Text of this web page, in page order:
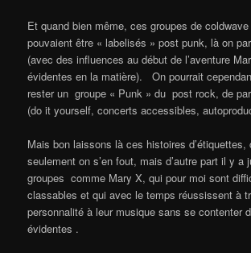
Et quand bien même, ces groupes de
pouvaient être « labelisés » post punk, là on
(avec des influences au début de l’aventure
évidentes en la matière). On pourrait
rester un groupe « Punk » du post rock, de
(do it yourself, concerts accessibles,
Mais bon laissons là ces histoires d’étiquettes,
seulement on s’en fout, mais d’autre part il y a
groupes comme Mary X, qui pour moi sont
classables et qui avec le temps réussissent à
personnalité à leur musique sans se contenter
évidentes .